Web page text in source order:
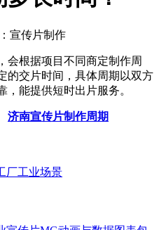
宣传片制作
会根据项目不同商定制作周
的交片时间，具体周期以双方
能提供短时出片服务。
济南宣传片制作周期
厂工业场景